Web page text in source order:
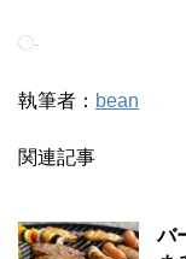
-
執筆者： bean
関連記事
バ